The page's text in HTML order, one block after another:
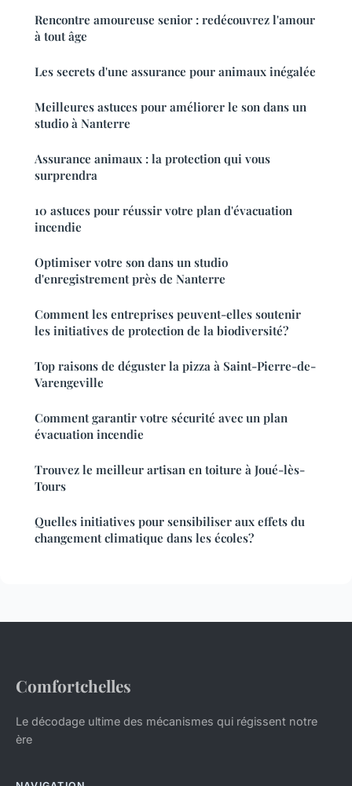
Rencontre amoureuse senior : redécouvrez l'amour
à tout âge
Les secrets d'une assurance pour animaux inégalée
Meilleures astuces pour améliorer le son dans un
studio à Nanterre
Assurance animaux : la protection qui vous
surprendra
10 astuces pour réussir votre plan d'évacuation
incendie
Optimiser votre son dans un studio
d'enregistrement près de Nanterre
Comment les entreprises peuvent-elles soutenir
les initiatives de protection de la biodiversité?
Top raisons de déguster la pizza à Saint-Pierre-de-
Varengeville
Comment garantir votre sécurité avec un plan
évacuation incendie
Trouvez le meilleur artisan en toiture à Joué-lès-
Tours
Quelles initiatives pour sensibiliser aux effets du
changement climatique dans les écoles?
Comfortchelles
Le décodage ultime des mécanismes qui régissent notre
ère